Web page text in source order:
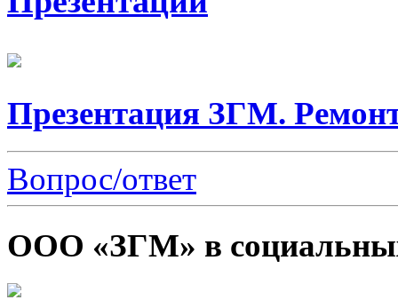
Презентация ЗГМ.
Вопрос/ответ
ООО «ЗГМ» в